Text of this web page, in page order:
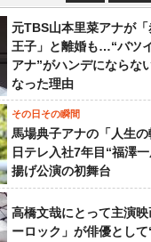
元TBS山本里菜アナが
王子」と離婚も…“バツ
アナ”がハンデにならな
なった理由
その日その瞬間
馬場典子アナの「人生
日テレ入社7年目“福澤
揚げ公演の初舞台
高橋文哉にとって主演
ーロック」が俳優とし